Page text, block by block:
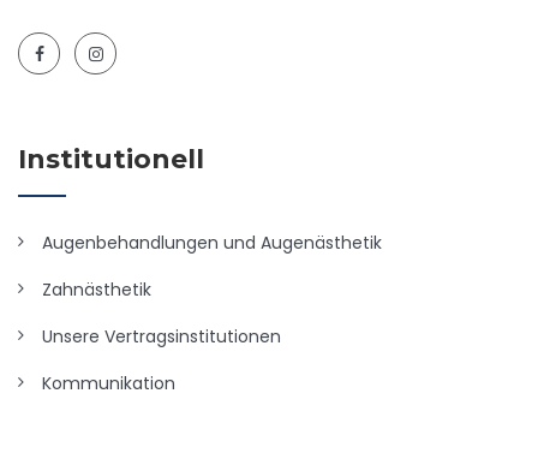
Institutionell
Augenbehandlungen und Augenästhetik
Zahnästhetik
Unsere Vertragsinstitutionen
Kommunikation